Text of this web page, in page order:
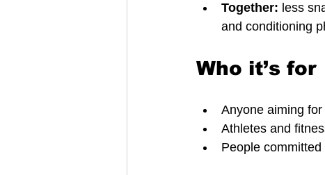
Together: less
and conditioning
Who it’s for
Anyone aiming for
Athletes and
People